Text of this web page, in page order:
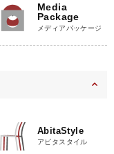
Media
Package
メディアパッケージ
AbitaStyle
アビタスタイル